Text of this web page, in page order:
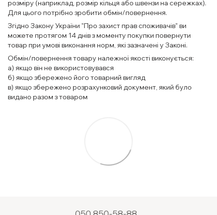
розміру (наприклад, розмір кільця або швензи на сережках).
Для цього потрібно зробити обмін/повернення.
Згідно Закону України "Про захист прав споживачів" ви
можете протягом 14 днів з моменту покупки повернути
товар при умові виконання норм, які зазначені у Законі.
Обмін/повернення товару належної якості виконується:
а) якщо він не використовувався
б) якщо збережено його товарний вигляд
в) якщо збережено розрахунковий документ, який було
видано разом з товаром